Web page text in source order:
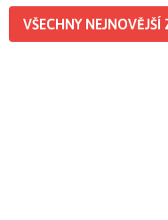
VŠECHNY NEJNOVĚJŠÍ